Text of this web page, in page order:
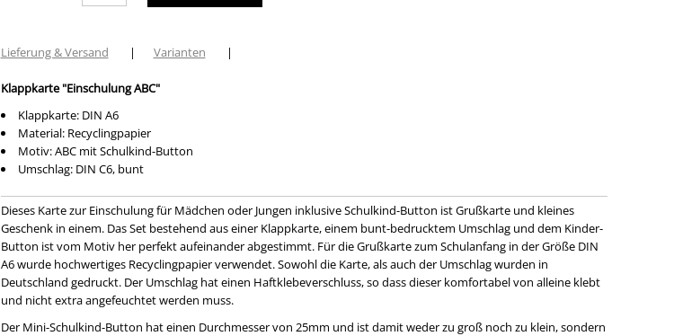
Lieferung & Versand | Varianten |
Klappkarte "Einschulung ABC"
Klappkarte: DIN A6
Material: Recyclingpapier
Motiv: ABC mit Schulkind-Button
Umschlag: DIN C6, bunt
Dieses Karte zur Einschulung für Mädchen oder Jungen inklusive Schulkind-Button ist Grußkarte und kleines
Geschenk in einem. Das Set bestehend aus einer Klappkarte, einem bunt-bedrucktem Umschlag und dem Kinder-
Button ist vom Motiv her perfekt aufeinander abgestimmt. Für die Grußkarte zum Schulanfang in der Größe DIN
A6 wurde hochwertiges Recyclingpapier verwendet. Sowohl die Karte, als auch der Umschlag wurden in
Deutschland gedruckt. Der Umschlag hat einen Haftklebeverschluss, so dass dieser komfortabel von alleine klebt
und nicht extra angefeuchtet werden muss.
Der Mini-Schulkind-Button hat einen Durchmesser von 25mm und ist damit weder zu groß noch zu klein, sondern